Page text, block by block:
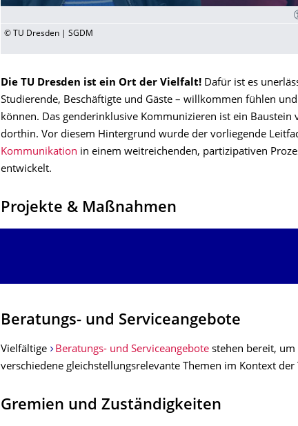
© TU Dresden | SGDM
Die TU Dresden ist ein Ort der Vielfalt! Dafür ist es
Studierende, Beschäftigte und Gäste – willkommen fühlen
können. Das genderinklusive Kommunizieren ist ein Baustein
dorthin. Vor diesem Hintergrund wurde der vorliegende
Kommunikation in einem weitreichenden, partizipativen
entwickelt.
Projekte & Maßnahmen
Beratungs- und Serviceangebote
Vielfältige Beratungs- und Serviceangebote stehen bereit, um
verschiedene gleichstellungsrelevante Themen im Kontext
Gremien und Zuständigkeiten